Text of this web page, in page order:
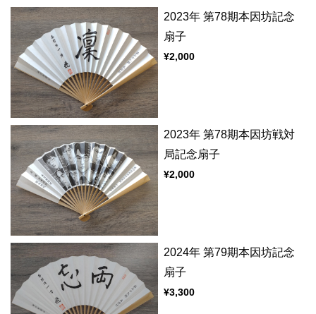
2023年 第78期本因坊記念
扇子
¥2,000
2023年 第78期本因坊戦対
局記念扇子
¥2,000
2024年 第79期本因坊記念
扇子
¥3,300